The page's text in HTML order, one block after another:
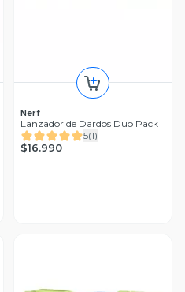
Nerf
Lanzador de Dardos Duo Pack
5(1)
$16.990